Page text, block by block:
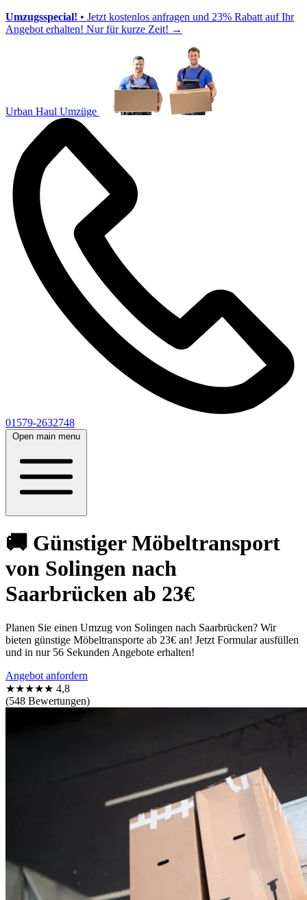
Umzugsspecial! • Jetzt kostenlos anfragen und 23% Rabatt auf Ihr
Angebot erhalten! Nur für kurze Zeit! →
Urban Haul Umzüge
01579-2632748
Open main menu
🚚 Günstiger Möbeltransport
von Solingen nach
Saarbrücken ab 23€
Planen Sie einen Umzug von Solingen nach Saarbrücken? Wir
bieten günstige Möbeltransporte ab 23€ an! Jetzt Formular ausfüllen
und in nur 56 Sekunden Angebote erhalten!
Angebot anfordern
★★★★★ 4,8
(548 Bewertungen)